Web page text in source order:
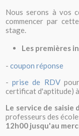
Nous serons à vos
commencer par
stage.
Les premières
- coupon réponse
-prise de RDVpour
certificat d'aptitude)
Le service de saisie
professeurs des
12h00 jusqu'au